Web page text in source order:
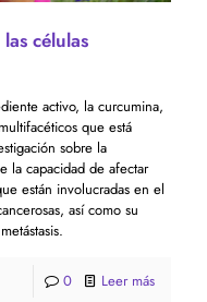
células
activo, la curcumina,
que está
sobre la
la capacidad de afectar
están involucradas en el
así como su
0 Leer más